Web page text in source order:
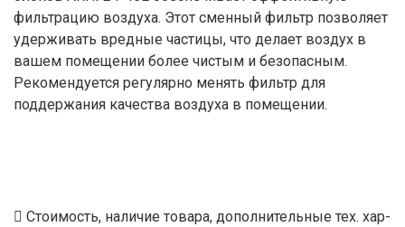
фильтрацию воздуха. Этот сменный фильтр позволяет
удерживать вредные частицы, что делает воздух в
вашем помещении более чистым и безопасным.
Рекомендуется регулярно менять фильтр для
поддержания качества воздуха в помещении.
Стоимость, наличие товара, дополнительные тех. хар-